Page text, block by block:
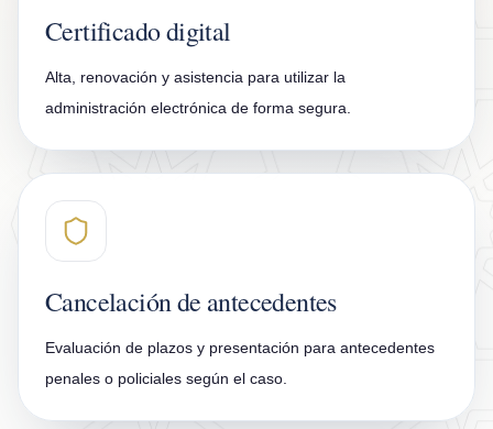
Certificado digital
Alta, renovación y asistencia para utilizar la
administración electrónica de forma segura.
Cancelación de antecedentes
Evaluación de plazos y presentación para antecedentes
penales o policiales según el caso.